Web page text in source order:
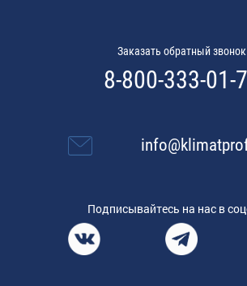
Заказать обратный звонок
8-800-333-01-
Подписывайтесь на нас в